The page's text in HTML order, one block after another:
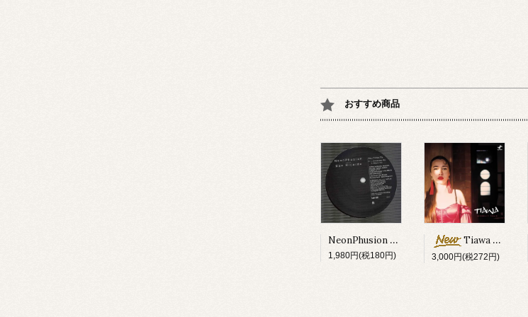
おすすめ商品
NeonPhusion feat Don Ricardo - How Times Fly
1,980円(税180円)
Tiawa - Moonlit Train
3,000円(税272円)